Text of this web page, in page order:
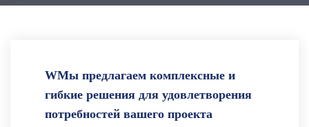
WМы предлагаем комплексные и
гибкие решения для удовлетворения
потребностей вашего проекта